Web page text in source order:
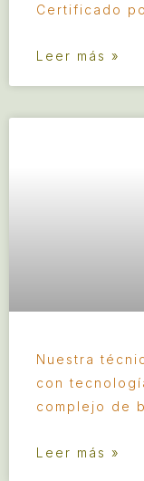
Certificado
Leer más »
Nuestra
con
complejo de
Leer más »